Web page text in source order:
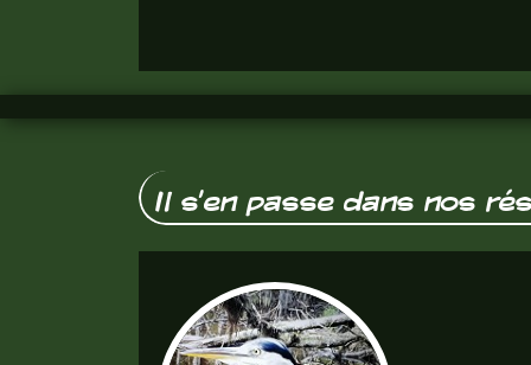
Il s'en passe dans nos